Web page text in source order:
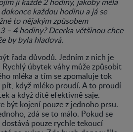
každou hodinu a já se
to nějakým způsobem
– 4 hodiny? Dcerka většinou chce
by byla hladová.
řada důvodů. Jedním z nich je
úbytek váhy může způsobit
mléka a tím se zpomaluje tok
když mléko proudí. A to proudí
a když dítě efektivně saje.
být kojení pouze z jednoho prsu.
zdá se to málo. Pokud se
pouze rychle tekoucí